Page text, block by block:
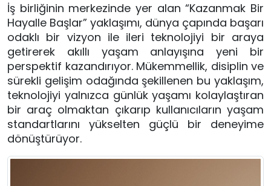
İş birliğinin merkezinde yer alan “Kazanmak Bir
Hayalle Başlar” yaklaşımı, dünya çapında başarı
odaklı bir vizyon ile ileri teknolojiyi bir araya
getirerek akıllı yaşam anlayışına yeni bir
perspektif kazandırıyor. Mükemmellik, disiplin ve
sürekli gelişim odağında şekillenen bu yaklaşım,
teknolojiyi yalnızca günlük yaşamı kolaylaştıran
bir araç olmaktan çıkarıp kullanıcıların yaşam
standartlarını yükselten güçlü bir deneyime
dönüştürüyor.